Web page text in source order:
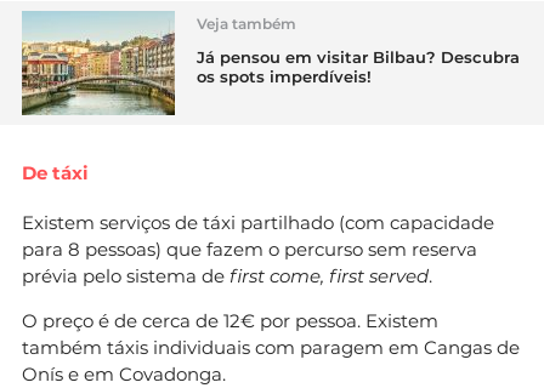
Veja também
Já pensou em visitar Bilbau? Descubra
os spots imperdíveis!
De táxi
Existem serviços de táxi partilhado (com capacidade
para 8 pessoas) que fazem o percurso sem reserva
prévia pelo sistema de first come, first served.
O preço é de cerca de 12€ por pessoa. Existem
também táxis individuais com paragem em Cangas de
Onís e em Covadonga.